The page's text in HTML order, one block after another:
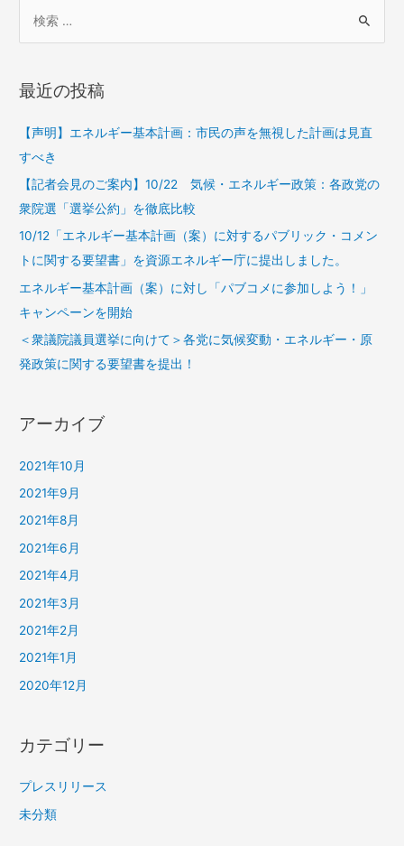
最近の投稿
【声明】エネルギー基本計画：市民の声を無視した計画は見直
すべき
【記者会見のご案内】10/22 気候・エネルギー政策：各政党の
衆院選「選挙公約」を徹底比較
10/12「エネルギー基本計画（案）に対するパブリック・コメン
トに関する要望書」を資源エネルギー庁に提出しました。
エネルギー基本計画（案）に対し「パブコメに参加しよう！」
キャンペーンを開始
＜衆議院議員選挙に向けて＞各党に気候変動・エネルギー・原
発政策に関する要望書を提出！
アーカイブ
2021年10月
2021年9月
2021年8月
2021年6月
2021年4月
2021年3月
2021年2月
2021年1月
2020年12月
カテゴリー
プレスリリース
未分類